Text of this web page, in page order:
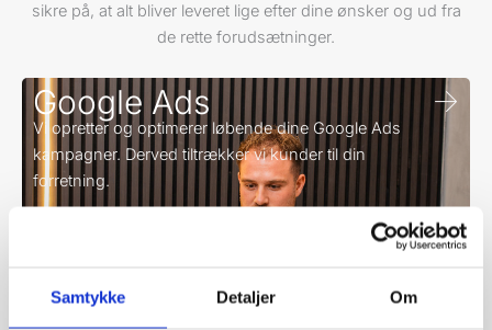
Samtykke Detaljer Om
sikre på, at alt bliver leveret lige efter dine ønsker og ud fra
de rette forudsætninger.
Google Ads
Vi opretter og optimerer løbende dine Google Ads
kampagner. Derved tiltrækker vi kunder til din
forretning.